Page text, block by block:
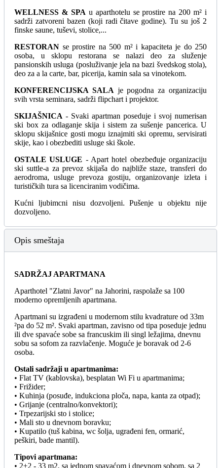
WELLNESS & SPA u aparthotelu se prostire na 200 m² i
sadrži zatvoreni bazen (koji radi čitave godine). Tu su još 2
finske saune, tuševi, stolice,...
RESTORAN se prostire na 500 m² i kapaciteta je do 250
osoba, u sklopu restorana se nalazi deo za služenje
pansionskih usluga (posluživanje jela na bazi švedskog stola),
deo za a la carte, bar, picerija, kamin sala sa vinotekom.
KONFERENCIJSKA SALA je pogodna za organizaciju
svih vrsta seminara, sadrži flipchart i projektor.
SKIJAŠNICA - Svaki apartman poseduje i svoj numerisan
ski box za odlaganje skija i sistem za sušenje pancerica. U
sklopu skijašnice gosti mogu iznajmiti ski opremu, servisirati
skije, kao i obezbediti usluge ski škole.
OSTALE USLUGE - Apart hotel obezbeđuje organizaciju
ski suttle-a za prevoz skijaša do najbliže staze, transferi do
aerodroma, usluge prevoza gostiju, organizovanje izleta i
turističkih tura sa licenciranim vodičima.
Kućni ljubimcni nisu dozvoljeni. Pušenje u objektu nije
dozvoljeno.
Opis smeštaja
SADRŽAJ APARTMANA
Aparthotel "Zlatni Javor" na Jahorini, raspolaže sa 100
moderno opremljenih apartmana.
Apartmani su izgrađeni u modernom stilu kvadrature od 33m
²pa do 52 m². Svaki apartman, zavisno od tipa poseduje jednu
ili dve spavaće sobe sa francuskim ili singl ležajima, dnevnu
sobu sa sofom za razvlačenje. Moguće je boravak od 2-6
osoba.
Ostali sadržaji u apartmanima:
• Flat TV (kablovska), besplatan Wi Fi u apartmanima;
• Frižider;
• Kuhinja (posuđe, indukciona ploča, napa, kanta za otpad);
• Grijanje (centralno/konvektori);
• Trpezarijski sto i stolice;
• Mali sto u dnevnom boravku;
• Kupatilo (tuš kabina, wc šolja, ugrađeni fen, ormarić,
peškiri, bade mantil).
Tipovi apartmana:
• 2+2 - 33 m2, sa jednom spavaćom i dnevnom sobom, sa 2